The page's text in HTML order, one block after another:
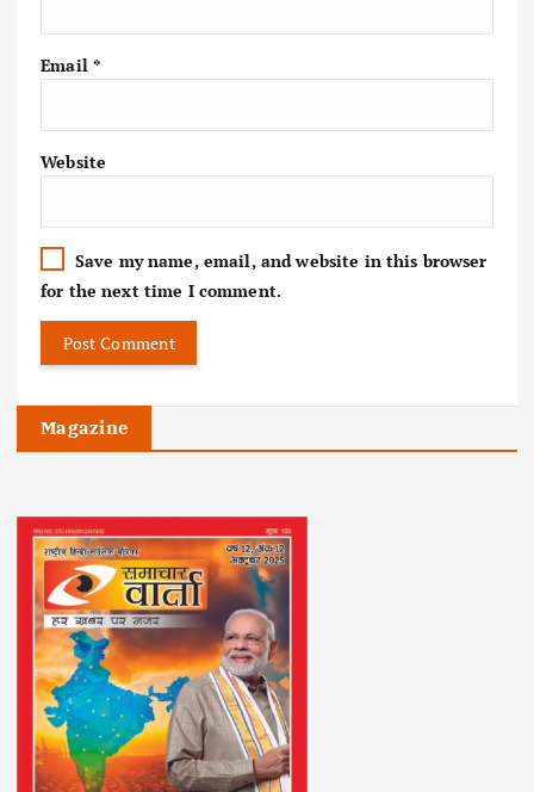
Email *
Website
Save my name, email, and website in this browser
for the next time I comment.
Magazine